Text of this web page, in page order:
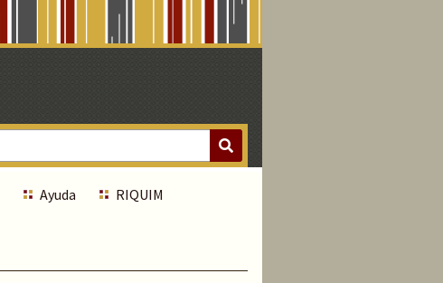
Ayuda RIQUIM